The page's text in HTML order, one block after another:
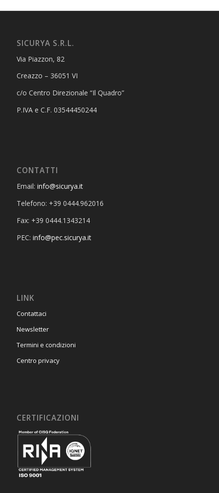
SICURYA S.R.L.
Via Piazzon, 82
Creazzo – 36051 VI
c/o Centro Direzionale “Il Quadro”
P.IVA e C.F. 03544450244
CONTATTI
Email: info@sicurya.it
Telefono: +39 0444.962016
Fax: +39 0444.1343214
PEC: info@pec.sicurya.it
LINK
Contattaci
Newsletter
Termini e condizioni
Centro privacy
CERTIFICAZIONI